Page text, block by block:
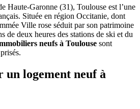
Haute-Garonne (31), Toulouse est l’une
Située en région Occitanie, dont
Ville rose séduit par son patrimoine
de deux heures des stations de ski et du
neufs à Toulouse sont
logement neuf à